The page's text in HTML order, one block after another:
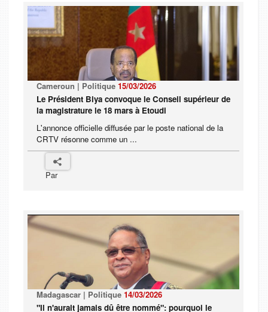
Cameroun | Politique 15/03/2026
Le Président Biya convoque le Conseil supérieur de
la magistrature le 18 mars à Etoudi
L'annonce officielle diffusée par le poste national de la
CRTV résonne comme un ...
Par
Madagascar | Politique 14/03/2026
"Il n'aurait jamais dû être nommé": pourquoi le